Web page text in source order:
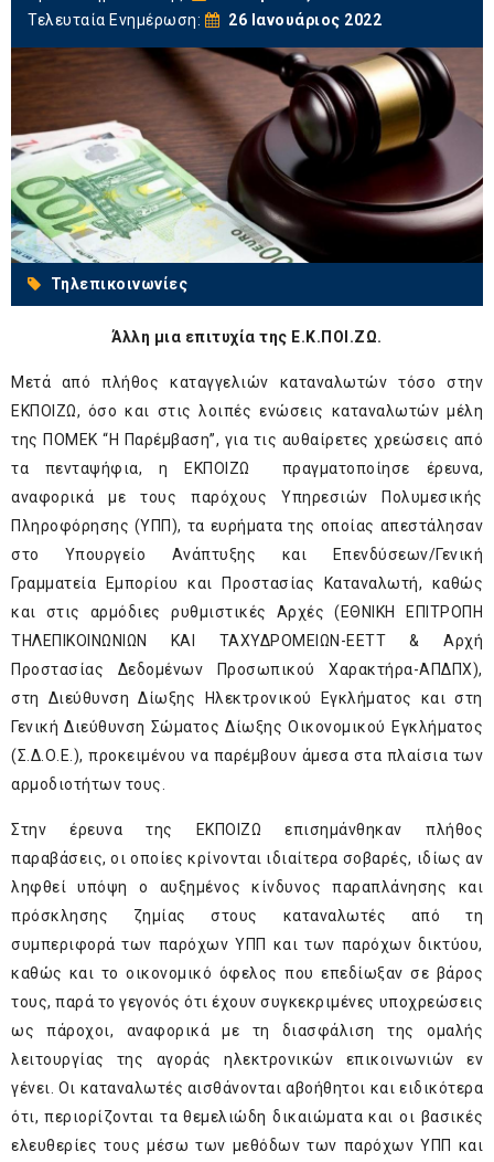
Τελευταία Ενημέρωση:
26 Ιανουάριος 2022
Τηλεπικοινωνίες
Άλλη μια επιτυχία της Ε.Κ.ΠΟΙ.ΖΩ.
Μετά από πλήθος καταγγελιών καταναλωτών τόσο στην
ΕΚΠΟΙΖΩ, όσο και στις λοιπές ενώσεις καταναλωτών μέλη
της ΠΟΜΕΚ “Η Παρέμβαση”, για τις αυθαίρετες χρεώσεις από
τα πενταψήφια, η ΕΚΠΟΙΖΩ πραγματοποίησε έρευνα,
αναφορικά με τους παρόχους Υπηρεσιών Πολυμεσικής
Πληροφόρησης (ΥΠΠ), τα ευρήματα της οποίας απεστάλησαν
στο Υπουργείο Ανάπτυξης και Επενδύσεων/Γενική
Γραμματεία Εμπορίου και Προστασίας Καταναλωτή, καθώς
και στις αρμόδιες ρυθμιστικές Αρχές (ΕΘΝΙΚΗ ΕΠΙΤΡΟΠΗ
ΤΗΛΕΠΙΚΟΙΝΩΝΙΩΝ ΚΑΙ ΤΑΧΥΔΡΟΜΕΙΩΝ-ΕΕΤΤ & Αρχή
Προστασίας Δεδομένων Προσωπικού Χαρακτήρα-ΑΠΔΠΧ),
στη Διεύθυνση Δίωξης Ηλεκτρονικού Εγκλήματος και στη
Γενική Διεύθυνση Σώματος Δίωξης Οικονομικού Εγκλήματος
(Σ.Δ.Ο.Ε.), προκειμένου να παρέμβουν άμεσα στα πλαίσια των
αρμοδιοτήτων τους.
Στην έρευνα της ΕΚΠΟΙΖΩ επισημάνθηκαν πλήθος
παραβάσεις, οι οποίες κρίνονται ιδιαίτερα σοβαρές, ιδίως αν
ληφθεί υπόψη ο αυξημένος κίνδυνος παραπλάνησης και
πρόσκλησης ζημίας στους καταναλωτές από τη
συμπεριφορά των παρόχων ΥΠΠ και των παρόχων δικτύου,
καθώς και το οικονομικό όφελος που επεδίωξαν σε βάρος
τους, παρά το γεγονός ότι έχουν συγκεκριμένες υποχρεώσεις
ως πάροχοι, αναφορικά με τη διασφάλιση της ομαλής
λειτουργίας της αγοράς ηλεκτρονικών επικοινωνιών εν
γένει. Οι καταναλωτές αισθάνονται αβοήθητοι και ειδικότερα
ότι, περιορίζονται τα θεμελιώδη δικαιώματα και οι βασικές
ελευθερίες τους μέσω των μεθόδων των παρόχων ΥΠΠ και